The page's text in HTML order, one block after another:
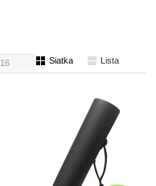
16 Siatka Lista